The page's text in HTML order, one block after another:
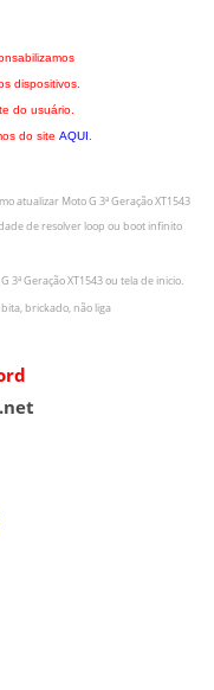
dispositivos.
do usuário.
do site AQUI
atualizar Moto G 3ª Geração XT1543
de resolver loop ou boot infinito
3ª Geração XT1543 ou tela de inicio.
brickado, não liga